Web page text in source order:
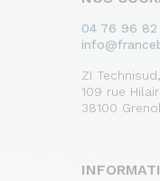
04 76 96 82
ZI Technisud,
109 rue
38100